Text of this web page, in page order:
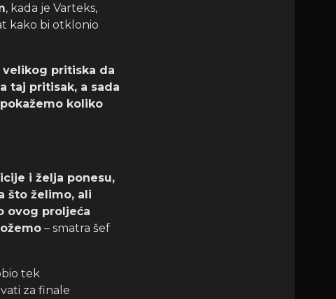
, kada je Varteks,
kako bi otklonio
pritiska da
taj pritisak, a sada
koliko
i želja ponesu,
što želimo, ali
ovog proljeća
– smatra šef
tek
za finale